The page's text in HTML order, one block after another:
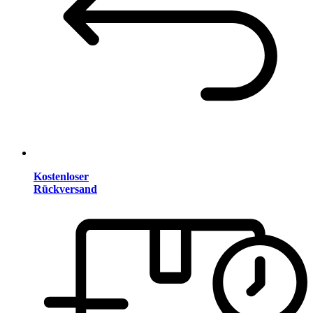
Kostenloser
Rückversand